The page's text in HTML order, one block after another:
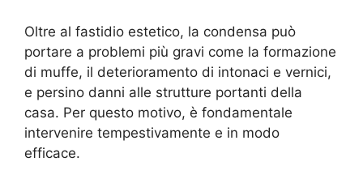
Oltre al fastidio estetico, la condensa può
portare a problemi più gravi come la formazione
di muffe, il deterioramento di intonaci e vernici,
e persino danni alle strutture portanti della
casa. Per questo motivo, è fondamentale
intervenire tempestivamente e in modo
efficace.